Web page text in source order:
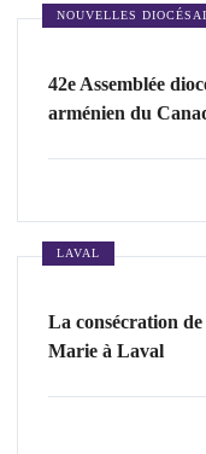
NOUVELLES
42e Assemblée
arménien du
LAVAL
La consécration de
Marie à Laval